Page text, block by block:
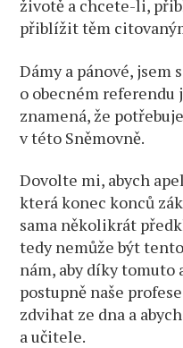
životě a chcete-li,
přiblížit těm
Dámy a pánové, jsem
o obecném referendu
znamená, že
v této Sněmovně.
Dovolte mi, abych
která konec konců
sama několikrát
tedy nemůže být
nám, aby díky tomuto
postupně naše
zdvihat ze dna a
a učitele.